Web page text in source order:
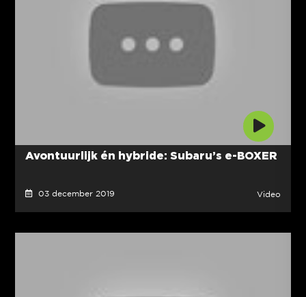
Avontuurlijk én hybride: Subaru’s e-BOXER
03 december 2019 Video